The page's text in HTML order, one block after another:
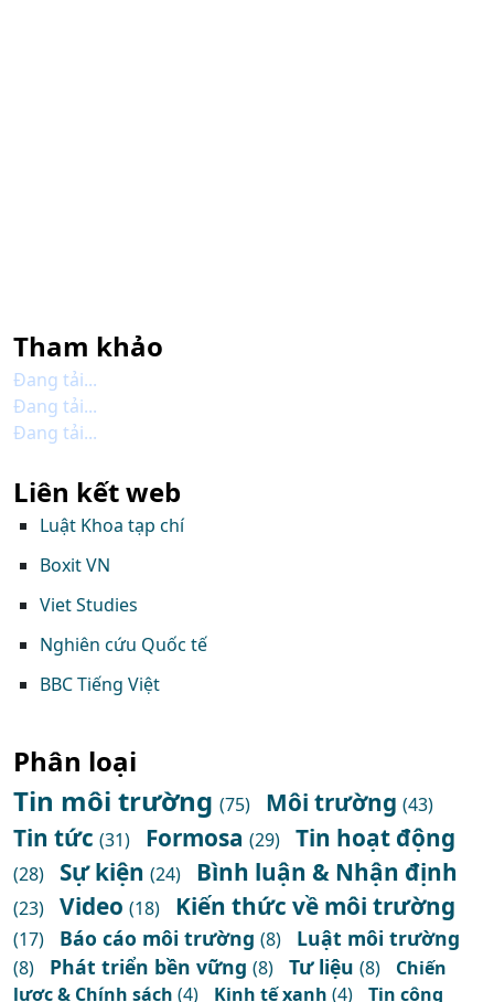
Tham khảo
Đang tải...
Đang tải...
Đang tải...
Liên kết web
Luật Khoa tạp chí
Boxit VN
Viet Studies
Nghiên cứu Quốc tế
BBC Tiếng Việt
Phân loại
Tin môi trường (75) Môi trường (43)
Tin tức (31) Formosa (29) Tin hoạt động
(28) Sự kiện (24) Bình luận & Nhận định
(23) Video (18) Kiến thức về môi trường
(17) Báo cáo môi trường (8) Luật môi trường
(8) Phát triển bền vững (8) Tư liệu (8)
Chiến
lược & Chính sách (4) Kinh tế xanh (4) Tin công